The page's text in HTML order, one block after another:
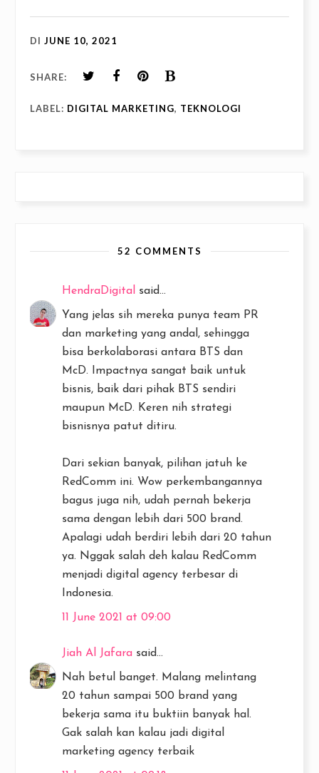
DI JUNE 10, 2021
SHARE:
LABEL: DIGITAL MARKETING, TEKNOLOGI
52 COMMENTS
HendraDigital said...
Yang jelas sih mereka punya team PR
dan marketing yang andal, sehingga
bisa berkolaborasi antara BTS dan
McD. Impactnya sangat baik untuk
bisnis, baik dari pihak BTS sendiri
maupun McD. Keren nih strategi
bisnisnya patut ditiru.
Dari sekian banyak, pilihan jatuh ke
RedComm ini. Wow perkembangannya
bagus juga nih, udah pernah bekerja
sama dengan lebih dari 500 brand.
Apalagi udah berdiri lebih dari 20 tahun
ya. Nggak salah deh kalau RedComm
menjadi digital agency terbesar di
Indonesia.
11 June 2021 at 09:00
Jiah Al Jafara said...
Nah betul banget. Malang melintang
20 tahun sampai 500 brand yang
bekerja sama itu buktiin banyak hal.
Gak salah kan kalau jadi digital
marketing agency terbaik